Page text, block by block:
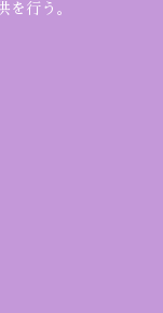
を行う。